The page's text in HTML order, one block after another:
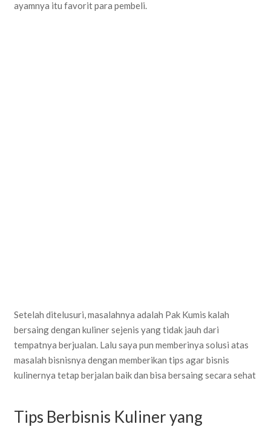
ayamnya itu favorit para pembeli.
Setelah ditelusuri, masalahnya adalah Pak Kumis kalah
bersaing dengan kuliner sejenis yang tidak jauh dari
tempatnya berjualan. Lalu saya pun memberinya solusi atas
masalah bisnisnya dengan memberikan tips agar bisnis
kulinernya tetap berjalan baik dan bisa bersaing secara sehat
Tips Berbisnis Kuliner yang